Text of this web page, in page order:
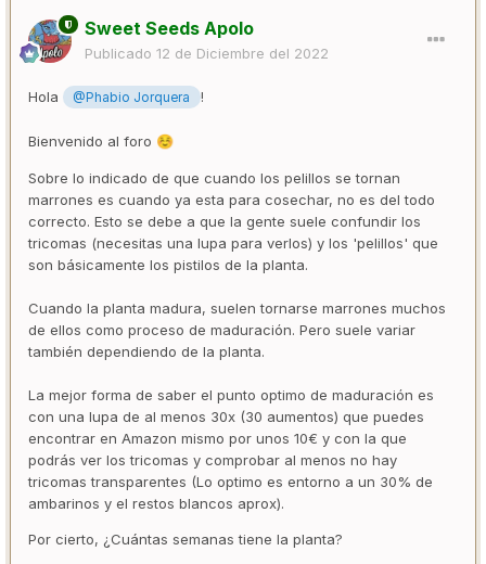
Sweet Seeds Apolo
Publicado 12 de Diciembre del 2022
Hola @Phabio Jorquera !
Bienvenido al foro ☺️
Sobre lo indicado de que cuando los pelillos se tornan
marrones es cuando ya esta para cosechar, no es del todo
correcto. Esto se debe a que la gente suele confundir los
tricomas (necesitas una lupa para verlos) y los 'pelillos' que
son básicamente los pistilos de la planta.
Cuando la planta madura, suelen tornarse marrones muchos
de ellos como proceso de maduración. Pero suele variar
también dependiendo de la planta.
La mejor forma de saber el punto optimo de maduración es
con una lupa de al menos 30x (30 aumentos) que puedes
encontrar en Amazon mismo por unos 10€ y con la que
podrás ver los tricomas y comprobar al menos no hay
tricomas transparentes (Lo optimo es entorno a un 30% de
ambarinos y el restos blancos aprox).
Por cierto, ¿Cuántas semanas tiene la planta?